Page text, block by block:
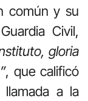
común y su
Civil,
gloria
, que calificó
a la